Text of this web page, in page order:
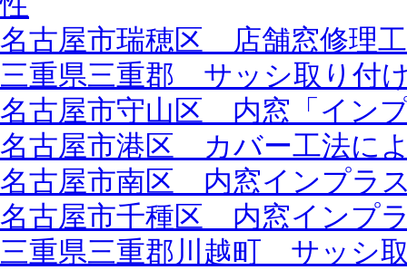
名古屋市瑞穂区 店舗窓修理
三重県三重郡 サッシ取り付
名古屋市守山区 内窓「イン
名古屋市港区 カバー工法に
名古屋市南区 内窓インプ
名古屋市千種区 内窓イン
三重県三重郡川越町 サッシ